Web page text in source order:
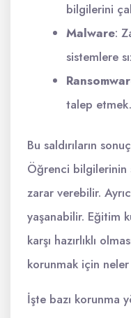
bilgilerini
Malware:
sistemlere
talep etmek.
Bu saldırıların
Öğrenci bilgilerinin
zarar verebilir.
yaşanabilir. Eğitim
karşı hazırlıklı
korunmak için
İşte bazı korunma